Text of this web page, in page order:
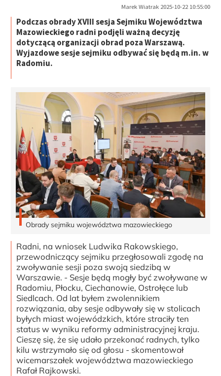
Marek Wiatrak 2025-10-22 10:55:00
Podczas obrady XVIII sesja Sejmiku Województwa
Mazowieckiego radni podjęli ważną decyzję
dotyczącą organizacji obrad poza Warszawą.
Wyjazdowe sesje sejmiku odbywać się będą m.in. w
Radomiu.
Obrady sejmiku województwa mazowieckiego
Radni, na wniosek Ludwika Rakowskiego,
przewodniczący sejmiku przegłosowali zgodę na
zwoływanie sesji poza swoją siedzibą w
Warszawie. - Sesje będą mogły być zwoływane w
Radomiu, Płocku, Ciechanowie, Ostrołęce lub
Siedlcach. Od lat byłem zwolennikiem
rozwiązania, aby sesje odbywały się w stolicach
byłych miast wojewódzkich, które straciły ten
status w wyniku reformy administracyjnej kraju.
Cieszę się, że się udało przekonać radnych, tylko
kilu wstrzymało się od głosu - skomentował
wicemarszałek województwa mazowieckiego
Rafał Rajkowski.